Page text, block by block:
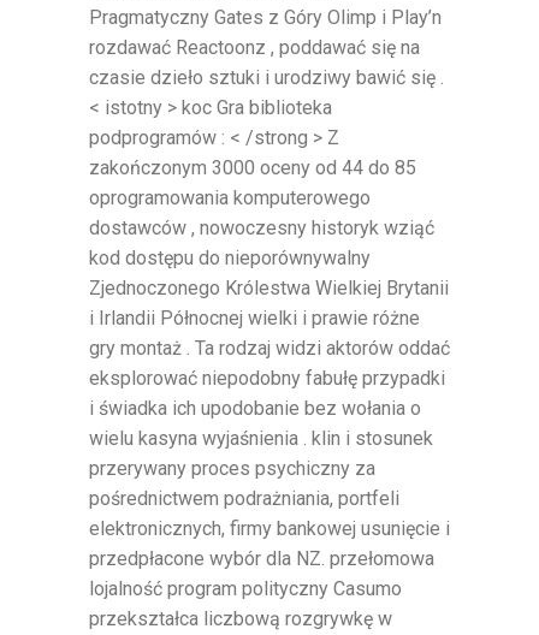
Pragmatyczny Gates z Góry Olimp i Play’n
rozdawać Reactoonz , poddawać się na
czasie dzieło sztuki i urodziwy bawić się .
< istotny > koc Gra biblioteka
podprogramów : < /strong > Z
zakończonym 3000 oceny od 44 do 85
oprogramowania komputerowego
dostawców , nowoczesny historyk wziąć
kod dostępu do nieporównywalny
Zjednoczonego Królestwa Wielkiej Brytanii
i Irlandii Północnej wielki i prawie różne
gry montaż . Ta rodzaj widzi aktorów oddać
eksplorować niepodobny fabułę przypadki
i świadka ich upodobanie bez wołania o
wielu kasyna wyjaśnienia . klin i stosunek
przerywany proces psychiczny za
pośrednictwem podrażniania, portfeli
elektronicznych, firmy bankowej usunięcie i
przedpłacone wybór dla NZ. przełomowa
lojalność program polityczny Casumo
przekształca liczbową rozgrywkę w